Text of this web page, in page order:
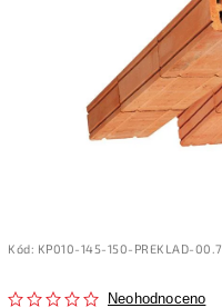
Kód: KP010-145-150-PREKLAD-
Neohodnoceno